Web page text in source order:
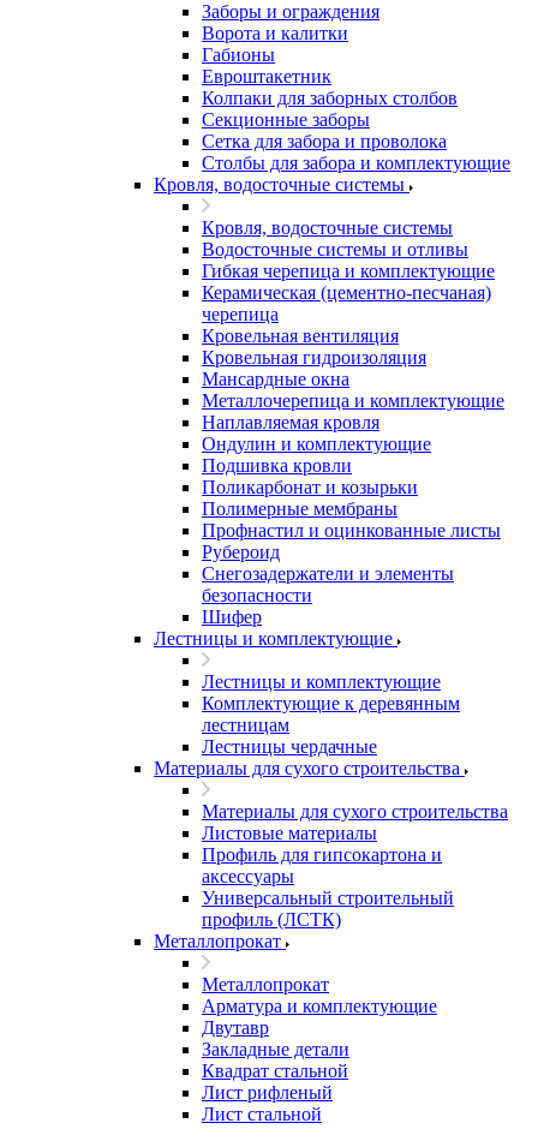
Заборы и ограждения
Ворота и калитки
Габионы
Евроштакетник
Колпаки для заборных столбов
Секционные заборы
Сетка для забора и проволока
Столбы для забора и комплектующие
Кровля, водосточные системы
Кровля, водосточные системы
Водосточные системы и отливы
Гибкая черепица и комплектующие
Керамическая (цементно-песчаная)
черепица
Кровельная вентиляция
Кровельная гидроизоляция
Мансардные окна
Металлочерепица и комплектующие
Наплавляемая кровля
Ондулин и комплектующие
Подшивка кровли
Поликарбонат и козырьки
Полимерные мембраны
Профнастил и оцинкованные листы
Рубероид
Снегозадержатели и элементы
безопасности
Шифер
Лестницы и комплектующие
Лестницы и комплектующие
Комплектующие к деревянным
лестницам
Лестницы чердачные
Материалы для сухого строительства
Материалы для сухого строительства
Листовые материалы
Профиль для гипсокартона и
аксессуары
Универсальный строительный
профиль (ЛСТК)
Металлопрокат
Металлопрокат
Арматура и комплектующие
Двутавр
Закладные детали
Квадрат стальной
Лист рифленый
Лист стальной